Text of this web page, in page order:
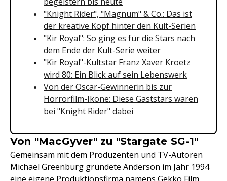
"Knight Rider", "Magnum" & Co.: Das ist
der kreative Kopf hinter den Kult-Serien
"Kir Royal": So ging es für die Stars nach
dem Ende der Kult-Serie weiter
"Kir Royal"-Kultstar Franz Xaver Kroetz
wird 80: Ein Blick auf sein Lebenswerk
Von der Oscar-Gewinnerin bis zur
Horrorfilm-Ikone: Diese Gaststars waren
bei "Knight Rider" dabei
Von "MacGyver" zu "Stargate SG-1"
Gemeinsam mit dem Produzenten und TV-Autoren
Michael Greenburg gründete Anderson im Jahr 1994